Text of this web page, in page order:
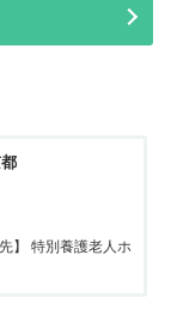
】 特別養護老人ホ